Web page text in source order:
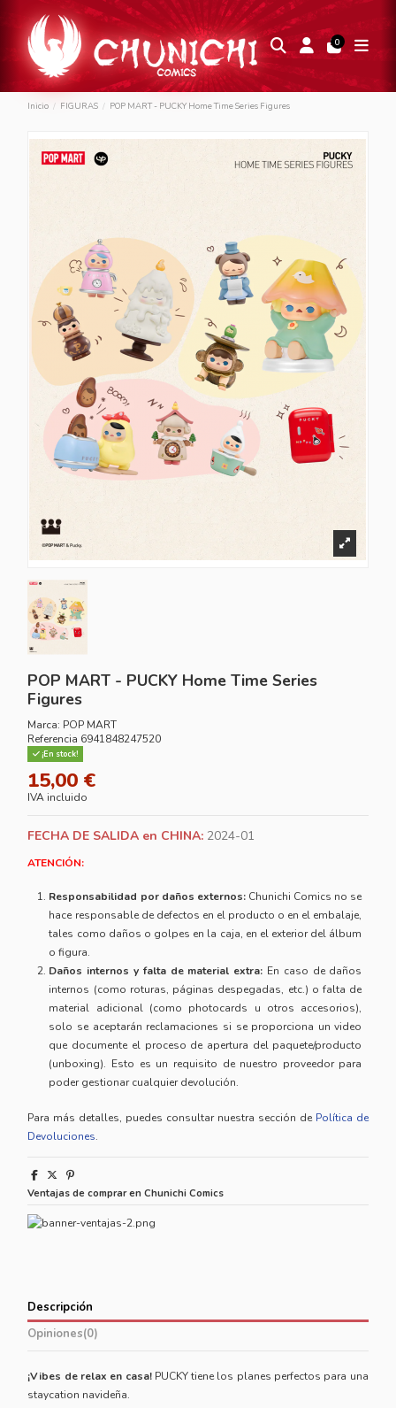
0
Inicio FIGURAS POP MART - PUCKY Home Time Series Figures
POP MART - PUCKY Home Time Series
Figures
Marca: POP MART
Referencia 6941848247520
¡En stock!
15,00 €
IVA incluido
FECHA DE SALIDA en CHINA: 2024-01
ATENCIÓN:
Responsabilidad por daños externos:Chunichi Comics no se
hace responsable de defectos en el producto o en el embalaje,
tales como daños o golpes en la caja, en el exterior del álbum
o figura.
Daños internos y falta de material extra: En caso de daños
internos (como roturas, páginas despegadas, etc.) o falta de
material adicional (como photocards u otros accesorios),
solo se aceptarán reclamaciones si se proporciona un video
que documente el proceso de apertura del paquete/producto
(unboxing). Esto es un requisito de nuestro proveedor para
poder gestionar cualquier devolución.
Para más detalles, puedes consultar nuestra sección de Política de
Devoluciones.
Ventajas de comprar en Chunichi Comics
Descripción
Opiniones(0)
¡Vibes de relax en casa!PUCKY tiene los planes perfectos para una
staycation navideña.